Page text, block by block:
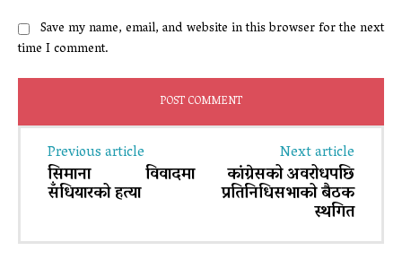
Save my name, email, and website in this browser for the next
time I comment.
Previous article
सिमाना विवादमा
सँधियारको हत्या
Next article
कांग्रेसको अवरोधपछि
प्रतिनिधिसभाको बैठक
स्थगित